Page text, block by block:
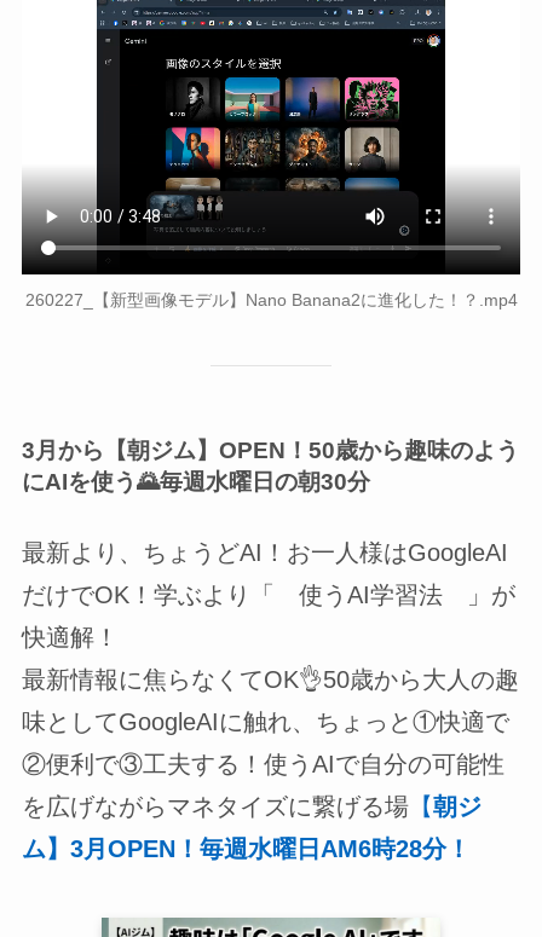
260227_【新型画像モデル】Nano Banana2に進化した！？.mp4
3月から【朝ジム】OPEN！50歳から趣味のよう
にAIを使う🌄毎週水曜日の朝30分
最新より、ちょうどAI！お一人様はGoogleAI
だけでOK！学ぶより「 使うAI学習法 」が
快適解！
最新情報に焦らなくてOK👌50歳から大人の趣
味としてGoogleAIに触れ、ちょっと①快適で
②便利で③工夫する！使うAIで自分の可能性
を広げながらマネタイズに繋げる場【朝ジ
ム】3月OPEN！毎週水曜日AM6時28分！